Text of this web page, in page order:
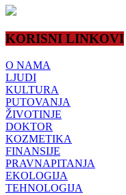
KORISNI LINKOVI
O NAMA
LJUDI
KULTURA
PUTOVANJA
ŽIVOTINJE
DOKTOR
KOZMETIKA
FINANSIJE
PRAVNAPITANJA
EKOLOGIJA
TEHNOLOGIJA